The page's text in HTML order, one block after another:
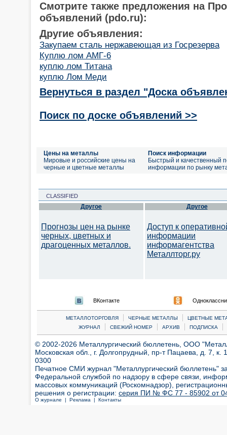
Смотрите также предложения на
объявлений (pdo.ru):
Другие объявления:
Закупаем сталь нержавеющая из Госрезерва
Куплю лом АМГ-6
куплю лом Титана
куплю Лом Меди
Вернуться в раздел "Доска
Поиск по доске объявлений >>
Цены на металлы
Мировые и российские цены на
черные и цветные металлы
Поиск информации
Быстрый и качественный
информации по рынку
CLASSIFIED
Другое
Прогнозы цен на рынке
черных, цветных и
драгоценных металлов.
Другое
Доступ к
информации
информагентства
Металлторг.ру
ВКонтакте
МЕТАЛЛОТОРГОВЛЯ | ЧЕРНЫЕ МЕТАЛЛЫ |
ЦВЕТНЫЕ
ЖУРНАЛ
| СВЕЖИЙ НОМЕР | АРХИВ | ПОДПИСКА |
© 2002-2026 Металлургический бюллетень, ООО
Московская обл., г. Долгопрудный, пр-т Пацаева, д. 7,
0300
Печатное СМИ журнал "Металлургический бюллетень"
Федеральной службой по надзору в сфере связи,
массовых коммуникаций (Роскомнадзор),
решения о регистрации: серия ПИ № ФС 77 - 85902 от 04
О журнале | Реклама | Контакты